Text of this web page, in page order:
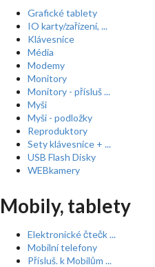
Grafické tablety
IO karty/zařízení, ...
Klávesnice
Média
Modemy
Monitory
Monitory - přísluš ...
Myši
Myši - podložky
Reproduktory
Sety klávesnice + ...
USB Flash Disky
WEBkamery
Mobily, tablety
Elektronické čtečk ...
Mobilní telefony
Přísluš. k Mobilům ...